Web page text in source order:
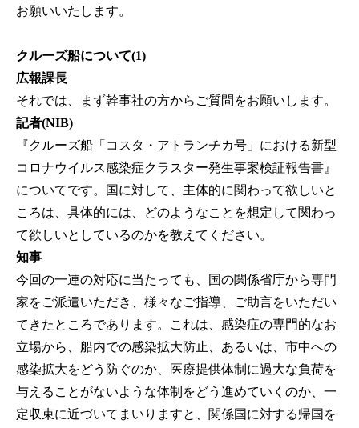
お願いいたします。
クルーズ船について(1)
広報課長
それでは、まず幹事社の方からご質問をお願いします。
記者(NIB)
『クルーズ船「コスタ・アトランチカ号」における新型
コロナウイルス感染症クラスター発生事案検証報告書』
についてです。国に対して、主体的に関わって欲しいと
ころは、具体的には、どのようなことを想定して関わっ
て欲しいとしているのかを教えてください。
知事
今回の一連の対応に当たっても、国の関係省庁から専門
家をご派遣いただき、様々なご指導、ご助言をいただい
てきたところであります。これは、感染症の専門的なお
立場から、船内での感染拡大防止、あるいは、市中への
感染拡大をどう防ぐのか、医療提供体制に過大な負荷を
与えることがないような体制をどう進めていくのか、一
定収束に近づいてまいりますと、関係国に対する帰国を